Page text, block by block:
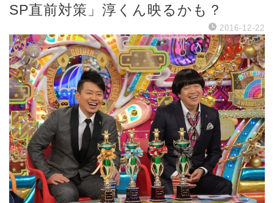
SP直前対策」淳くん映るかも？
2016-12-22